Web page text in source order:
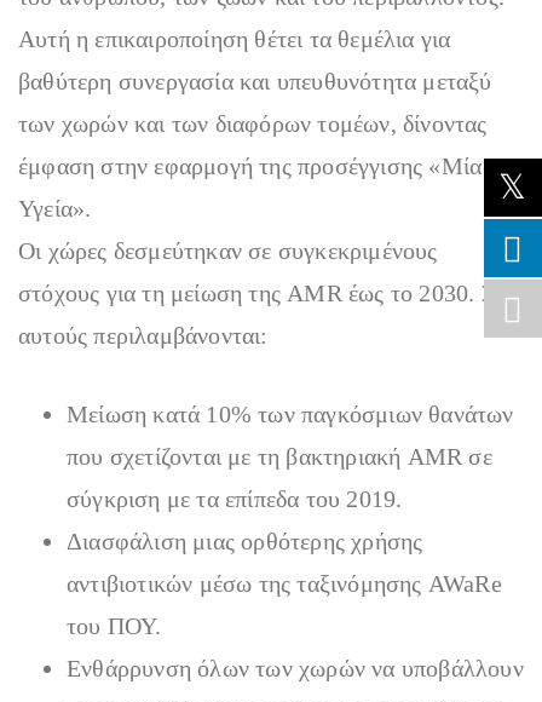
Αυτή η επικαιροποίηση θέτει τα θεμέλια για
βαθύτερη συνεργασία και υπευθυνότητα μεταξύ
των χωρών και των διαφόρων τομέων, δίνοντας
έμφαση στην εφαρμογή της προσέγγισης «Μία
Υγεία».
Οι χώρες δεσμεύτηκαν σε συγκεκριμένους
στόχους για τη μείωση της AMR έως το 2030. Σε
αυτούς περιλαμβάνονται:
Μείωση κατά 10% των παγκόσμιων θανάτων
που σχετίζονται με τη βακτηριακή AMR σε
σύγκριση με τα επίπεδα του 2019.
Διασφάλιση μιας ορθότερης χρήσης
αντιβιοτικών μέσω της ταξινόμησης AWaRe
του ΠΟΥ.
Ενθάρρυνση όλων των χωρών να υποβάλλουν